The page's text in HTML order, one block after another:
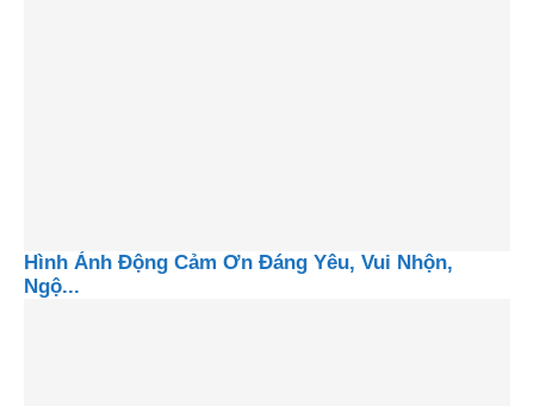
Hình Ảnh Động Cảm Ơn Đáng Yêu, Vui Nhộn,
Ngộ...